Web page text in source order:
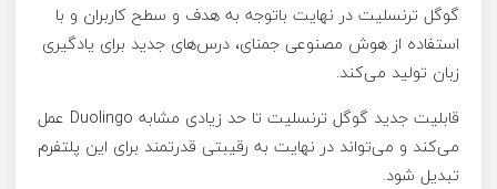
گوگل ترنسلیت در نهایت باتوجه به هدف و سطح کاربران و با
استفاده از هوش مصنوعی جمنای، درس‌های جدید برای یادگیری
زبان تولید می‌کند.
قابلیت جدید گوگل ترنسلیت تا حد زیادی مشابه Duolingo عمل
می‌کند و می‌تواند در نهایت به رقیبتی قدرتمند برای این پلتفرم
تبدیل شود.